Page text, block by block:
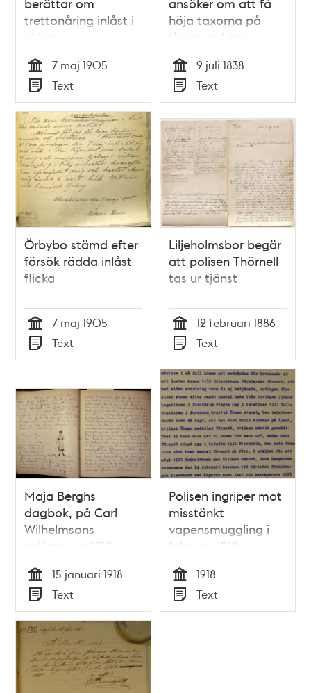
trettonåring inlåst i
källare
Tid
7 maj 1905
Typ
Text
höja taxorna på
långa roddresor
Tid
9 juli 1838
Typ
Text
Örbybo stämd efter
försök rädda inlåst
flicka
Tid
7 maj 1905
Typ
Text
Liljeholmsbor begär
att polisen Thörnell
tas ur tjänst
Tid
12 februari 1886
Typ
Text
Maja Berghs
dagbok, på Carl
Wilhelmsons
målarskola 1918
Tid
15 januari 1918
Typ
Text
Polisen ingriper mot
misstänkt
vapensmuggling i
februari 1918
Tid
1918
Typ
Text